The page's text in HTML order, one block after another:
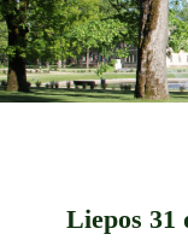
Liepos 31